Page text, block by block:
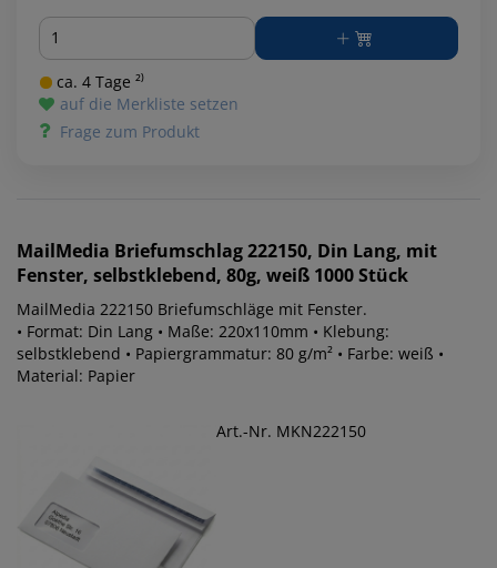
Menge
ca. 4 Tage ²⁾
auf die Merkliste setzen
Frage zum Produkt
MailMedia Briefumschlag 222150, Din Lang, mit
Fenster, selbstklebend, 80g, weiß 1000 Stück
MailMedia 222150 Briefumschläge mit Fenster.
• Format: Din Lang • Maße: 220x110mm • Klebung:
selbstklebend • Papiergrammatur: 80 g/m² • Farbe: weiß •
Material: Papier
Art.-Nr. MKN222150